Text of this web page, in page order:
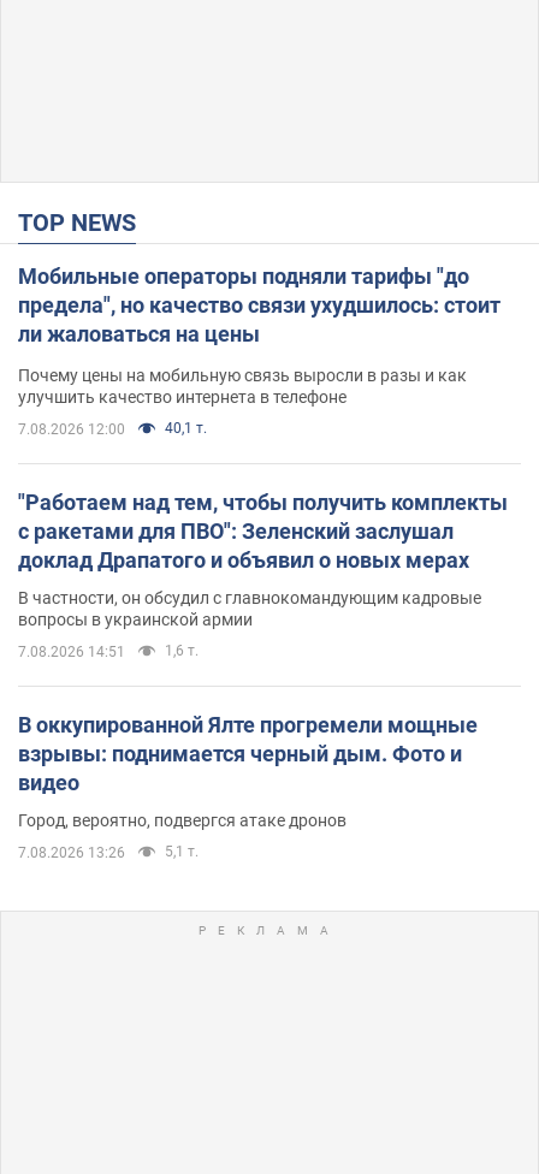
TOP NEWS
Мобильные операторы подняли тарифы "до
предела", но качество связи ухудшилось: стоит
ли жаловаться на цены
Почему цены на мобильную связь выросли в разы и как
улучшить качество интернета в телефоне
7.08.2026 12:00 40,1 т.
"Работаем над тем, чтобы получить комплекты
с ракетами для ПВО": Зеленский заслушал
доклад Драпатого и объявил о новых мерах
В частности, он обсудил с главнокомандующим кадровые
вопросы в украинской армии
7.08.2026 14:51 1,6 т.
В оккупированной Ялте прогремели мощные
взрывы: поднимается черный дым. Фото и
видео
Город, вероятно, подвергся атаке дронов
7.08.2026 13:26 5,1 т.